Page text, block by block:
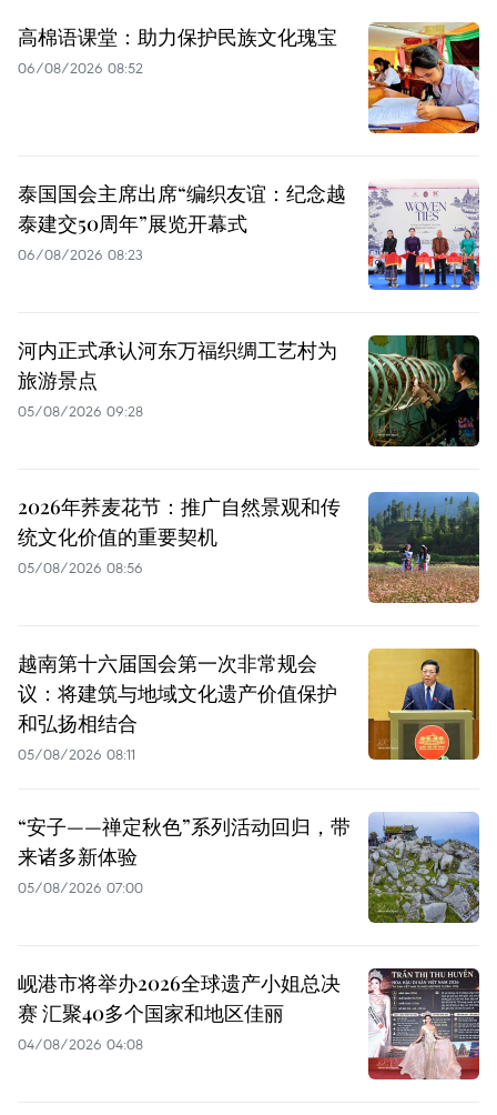
高棉语课堂：助力保护民族文化瑰宝
06/08/2026 08:52
泰国国会主席出席“编织友谊：纪念越
泰建交50周年”展览开幕式
06/08/2026 08:23
河内正式承认河东万福织绸工艺村为
旅游景点
05/08/2026 09:28
2026年荞麦花节：推广自然景观和传
统文化价值的重要契机
05/08/2026 08:56
越南第十六届国会第一次非常规会
议：将建筑与地域文化遗产价值保护
和弘扬相结合
05/08/2026 08:11
“安子——禅定秋色”系列活动回归，带
来诸多新体验
05/08/2026 07:00
岘港市将举办2026全球遗产小姐总决
赛 汇聚40多个国家和地区佳丽
04/08/2026 04:08